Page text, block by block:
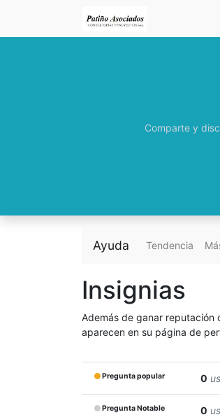
Comparte y
Ayuda Tendencia
Insignias
Además de ganar reputación
aparecen en su página de
Pregunta popular 0
Pregunta Notable 0